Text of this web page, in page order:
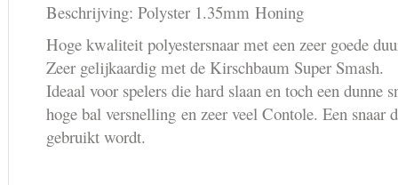
Beschrijving: Polyster 1.35mm Honing
Hoge kwaliteit polyestersnaar met een zeer goede
Zeer gelijkaardig met de Kirschbaum Super Smash.
Ideaal voor spelers die hard slaan en toch een dunne
hoge bal versnelling en zeer veel Contole. Een snaar
gebruikt wordt.